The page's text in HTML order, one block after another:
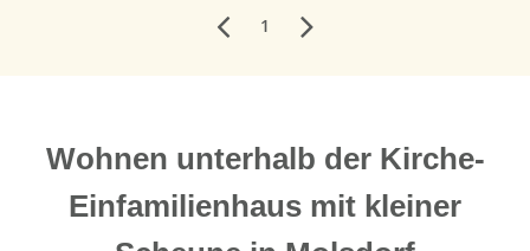
1
Wohnen unterhalb der Kirche-
Einfamilienhaus mit kleiner